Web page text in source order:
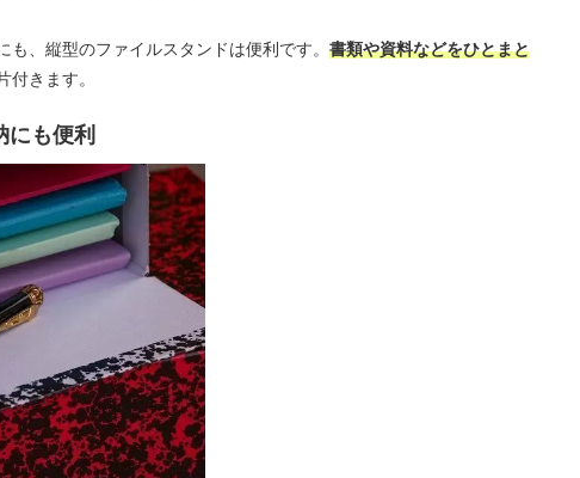
、縦型のファイルスタンドは便利です。 書類や資料などをひとまと
付きます。
にも便利